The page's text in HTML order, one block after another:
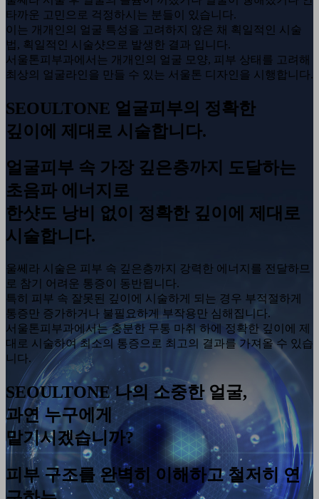
타까운 고민으로 걱정하시는 분들이 있습니다.
이는 개개인의 얼굴 특성을 고려하지 않은 채 획일적인 시술
법, 획일적인 시술샷으로 발생한 결과 입니다.
서울톤피부과에서는 개개인의 얼굴 모양, 피부 상태를 고려해
최상의 얼굴라인을 만들 수 있는 서울톤 디자인을 시행합니다.
SEOULTONE 얼굴피부의 정확한
깊이에 제대로 시술합니다.
얼굴피부 속 가장 깊은층까지 도달하는
초음파 에너지로
한샷도 낭비 없이 정확한 깊이에 제대로
시술합니다.
울쎄라 시술은 피부 속 깊은층까지 강력한 에너지를 전달하므
로 참기 어려운 통증이 동반됩니다.
특히 피부 속 잘못된 깊이에 시술하게 되는 경우 부적절하게
통증만 증가하거나 불필요하게 부작용만 심해집니다.
서울톤피부과에서는 충분한 무통 마취 하에 정확한 깊이에 제
대로 시술하여 최소의 통증으로 최고의 결과를 가져올 수 있습
니다.
SEOULTONE나의 소중한 얼굴,
과연 누구에게
맡기시겠습니까?
피부 구조를 완벽히 이해하고 철저히 연